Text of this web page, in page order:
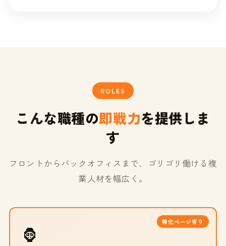
ROLES
こんな職種の即戦力を提供しま
す
フロントからバックオフィスまで、ゴリゴリ働ける複
業人材を幅広く。
特化ページ有り
🦍